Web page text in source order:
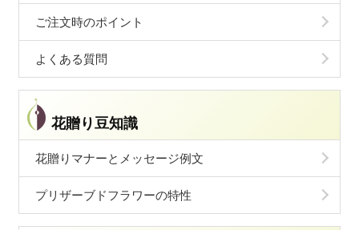
ご注文時のポイント
よくある質問
花贈り豆知識
花贈りマナーとメッセージ例文
プリザーブドフラワーの特性